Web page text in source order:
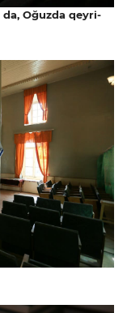
Oğuzda qeyri-